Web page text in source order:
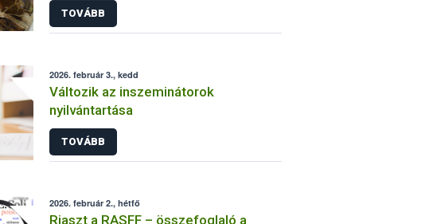
TOVÁBB
2026. február 3., kedd
Változik az inszeminátorok
nyilvántartása
TOVÁBB
2026. február 2., hétfő
Riaszt a RASFF – összefoglaló a